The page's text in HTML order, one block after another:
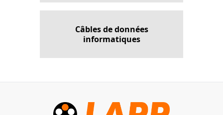
Câbles de données
informatiques